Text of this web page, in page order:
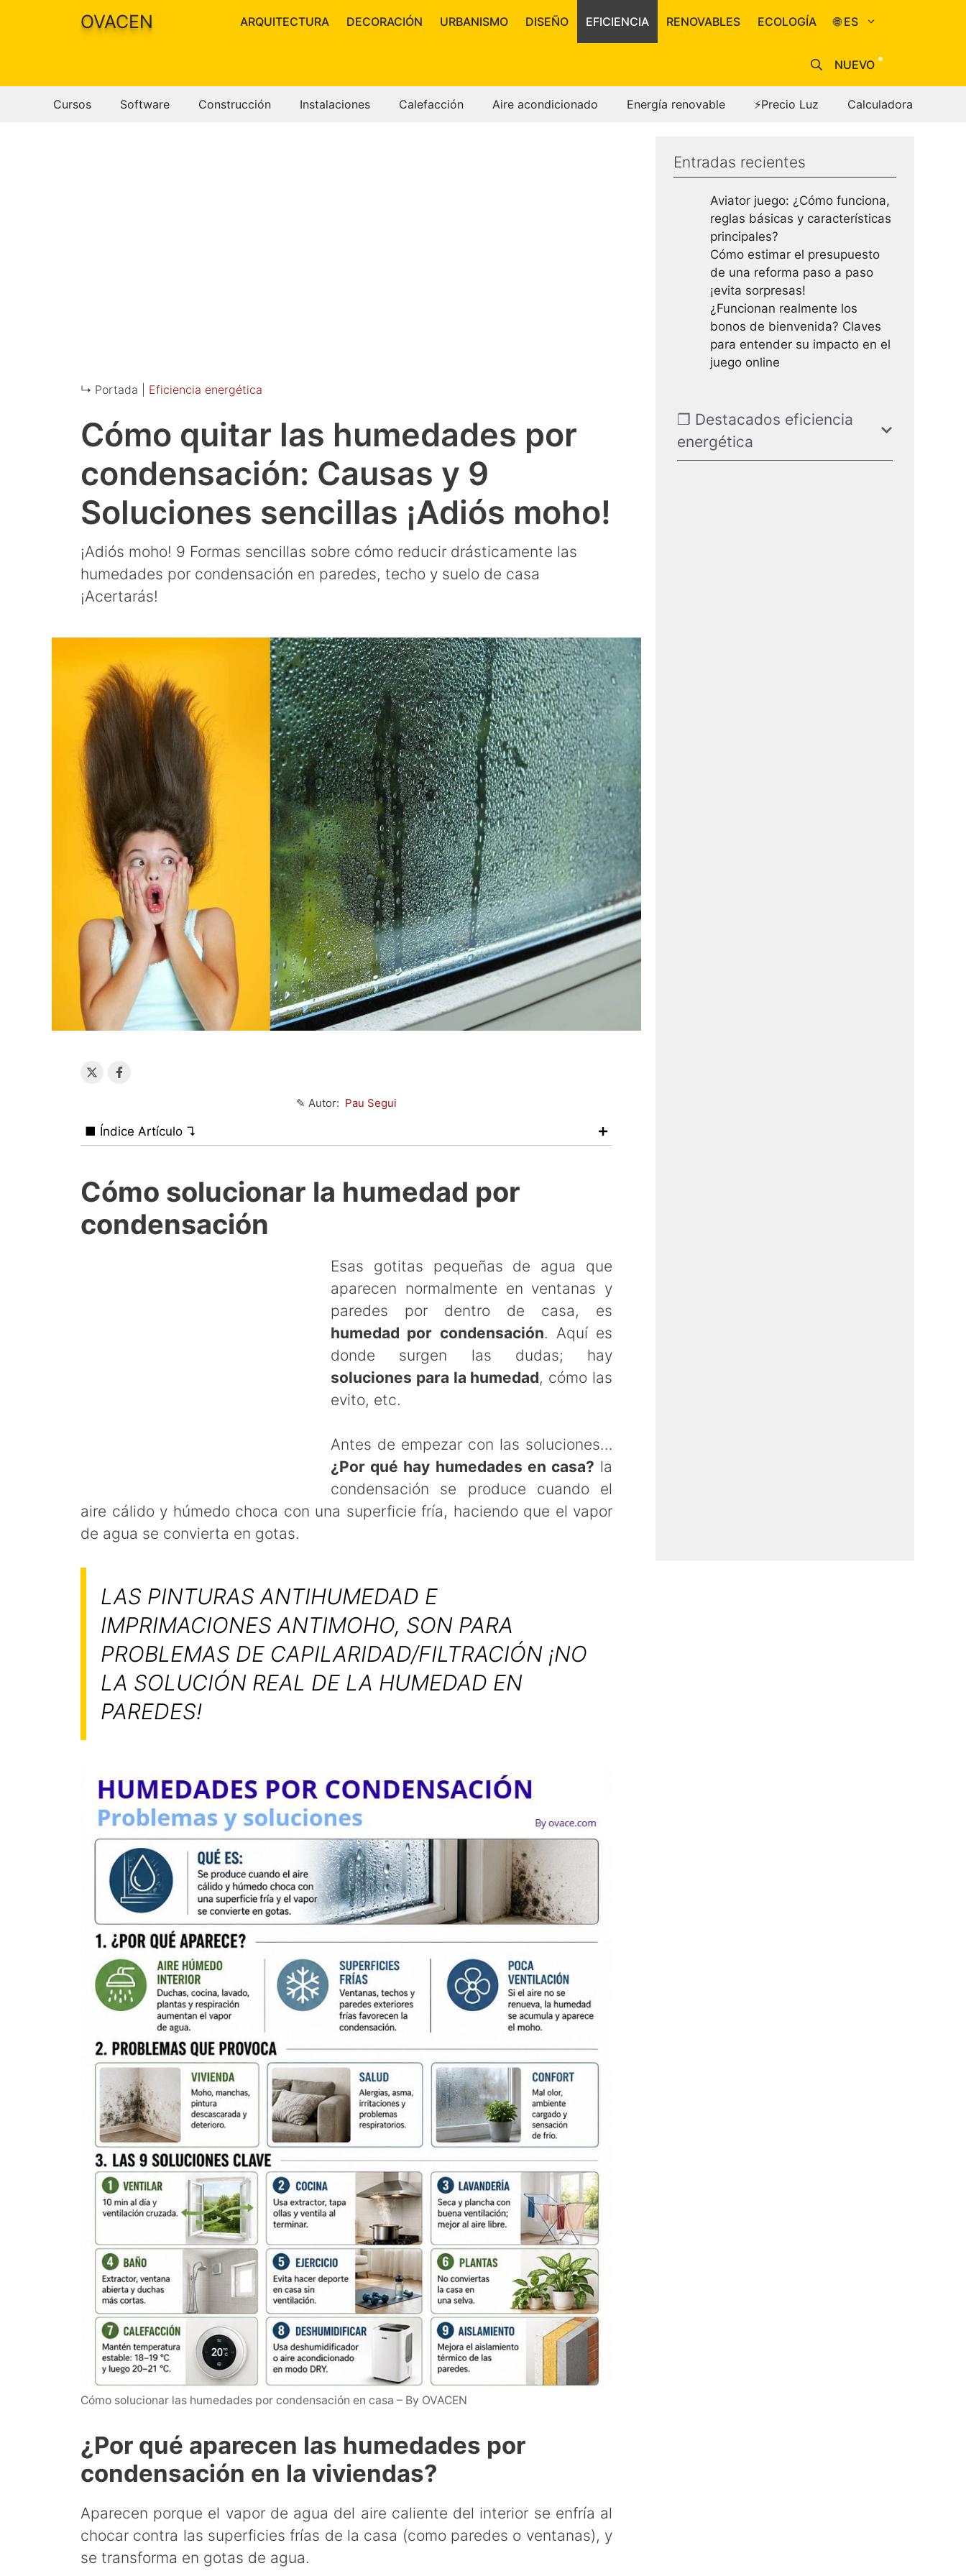
OVACEN ARQUITECTURA DECORACIÓN URBANISMO DISEÑO EFICIENCIA RENOVABLES ECOLOGÍA 🌐 ES
NUEVO
Cursos Software Construcción Instalaciones Calefacción Aire acondicionado Energía renovable ⚡Precio Luz Calculadora
↳ Portada | Eficiencia energética
Cómo quitar las humedades por
condensación: Causas y 9
Soluciones sencillas ¡Adiós moho!
¡Adiós moho! 9 Formas sencillas sobre cómo reducir drásticamente las
humedades por condensación en paredes, techo y suelo de casa
¡Acertarás!
✎ Autor: Pau Segui
■ Índice Artículo ↴
Cómo solucionar la humedad por
condensación
Esas gotitas pequeñas de agua que
aparecen normalmente en ventanas y
paredes por dentro de casa, es
humedad por condensación. Aquí es
donde surgen las dudas; hay
soluciones para la humedad, cómo las
evito, etc.
Antes de empezar con las soluciones…
¿Por qué hay humedades en casa? la
condensación se produce cuando el
aire cálido y húmedo choca con una superficie fría, haciendo que el vapor
de agua se convierta en gotas.
LAS PINTURAS ANTIHUMEDAD E
IMPRIMACIONES ANTIMOHO, SON PARA
PROBLEMAS DE CAPILARIDAD/FILTRACIÓN ¡NO
LA SOLUCIÓN REAL DE LA HUMEDAD EN
PAREDES!
Cómo solucionar las humedades por condensación en casa – By OVACEN
¿Por qué aparecen las humedades por
condensación en la viviendas?
Aparecen porque el vapor de agua del aire caliente del interior se enfría al
chocar contra las superficies frías de la casa (como paredes o ventanas), y
se transforma en gotas de agua.
Entradas recientes
Aviator juego: ¿Cómo funciona,
reglas básicas y características
principales?
Cómo estimar el presupuesto
de una reforma paso a paso
¡evita sorpresas!
¿Funcionan realmente los
bonos de bienvenida? Claves
para entender su impacto en el
juego online
❐ Destacados eficiencia
energética